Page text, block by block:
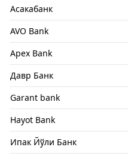
Асакабанк
AVO Bank
Apex Bank
Давр Банк
Garant bank
Hayot Bank
Ипак Йўли Банк